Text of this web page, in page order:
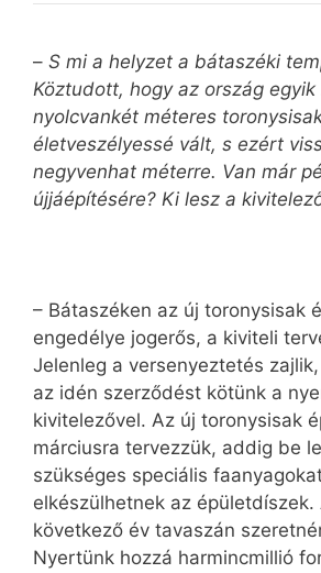
– S mi a helyzet a bátaszéki
Köztudott, hogy az ország
nyolcvankét méteres
életveszélyessé vált, s ezért
negyvenhat méterre. Van már
újjáépítésére? Ki lesz a
– Bátaszéken az új toronysisak
engedélye jogerős, a kiviteli
Jelenleg a versenyeztetés
az idén szerződést kötünk a
kivitelezővel. Az új toronysisak
márciusra tervezzük, addig be
szükséges speciális
elkészülhetnek az
következő év tavaszán
Nyertünk hozzá harmincmillió